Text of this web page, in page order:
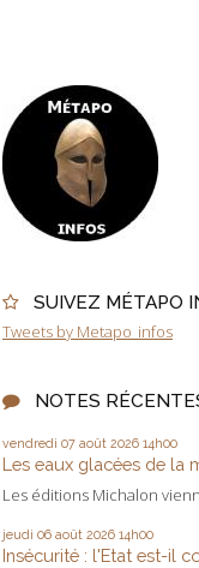
SUIVEZ MÉTAPO
Tweets by Metapo_infos
NOTES
vendredi 07 août 2026 14h00
Les eaux glacées de la
Les éditions Michalon
jeudi 06 août 2026 14h00
Insécurité : l'Etat est-il